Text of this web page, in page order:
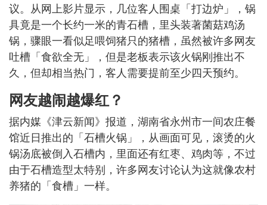
议。从网上影片显示，几位客人围桌「打边炉」，锅
具竟是一个长约一米的青石槽，里头装著菌菇鸡汤
锅，骤眼一看似足喂饲猪只的猪槽，虽然被许多网友
吐槽「食欲全无」，但是老板表示该火锅刚推出不
久，但却相当热门，客人需要提前至少四天预约。
网友越闹越爆红？
据内媒《津云新闻》报道，湖南省永州市一间农庄餐
馆近日推出的「石槽火锅」，从画面可见，滚烫的火
锅汤底被倒入石槽内，里面还有红枣、鸡肉等，不过
由于石槽造型太特别，许多网友讨论认为这就像农村
养猪的「食槽」一样。